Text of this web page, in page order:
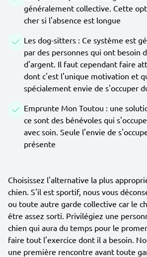
généralement collective. Cette
cher si l'absence est longue
Les dog-sitters : Ce système est
par des personnes qui ont besoin
d'argent. Il faut cependant faire
dont c'est l'unique motivation et
spécialement envie de s'occuper
Emprunte Mon Toutou : une
ce sont des bénévoles qui
avec soin. Seule l'envie de
présente
Choisissez l'alternative la plus
chien. S'il est sportif, nous vous
ou toute autre garde collective car le
être assez sorti. Privilégiez une
chien qui aura du temps pour le
faire tout l'exercice dont il a besoin.
une première rencontre avant toute